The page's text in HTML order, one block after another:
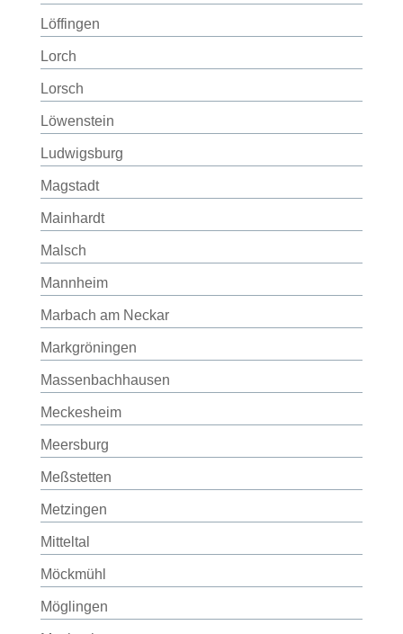
Löffingen
Lorch
Lorsch
Löwenstein
Ludwigsburg
Magstadt
Mainhardt
Malsch
Mannheim
Marbach am Neckar
Markgröningen
Massenbachhausen
Meckesheim
Meersburg
Meßstetten
Metzingen
Mitteltal
Möckmühl
Möglingen